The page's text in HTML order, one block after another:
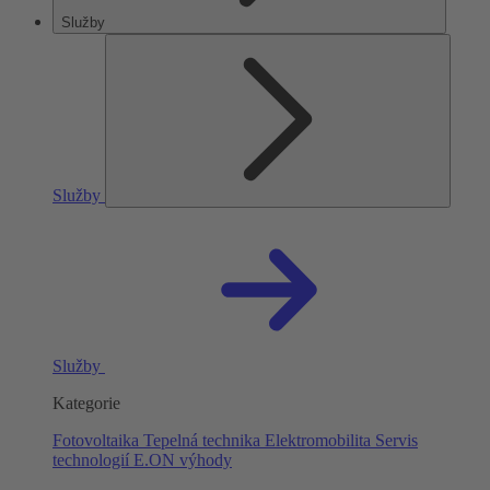
Služby
Služby
Služby
Kategorie
Fotovoltaika Tepelná technika Elektromobilita Servis
technologií E.ON výhody